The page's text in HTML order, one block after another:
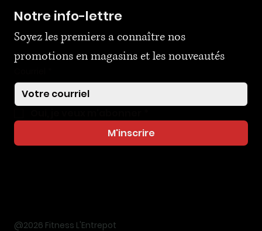
Notre info-lettre
Soyez les premiers a connaître nos
promotions en magasins et les nouveautés
M'inscrire
@2026 Fitness L'Entrepot